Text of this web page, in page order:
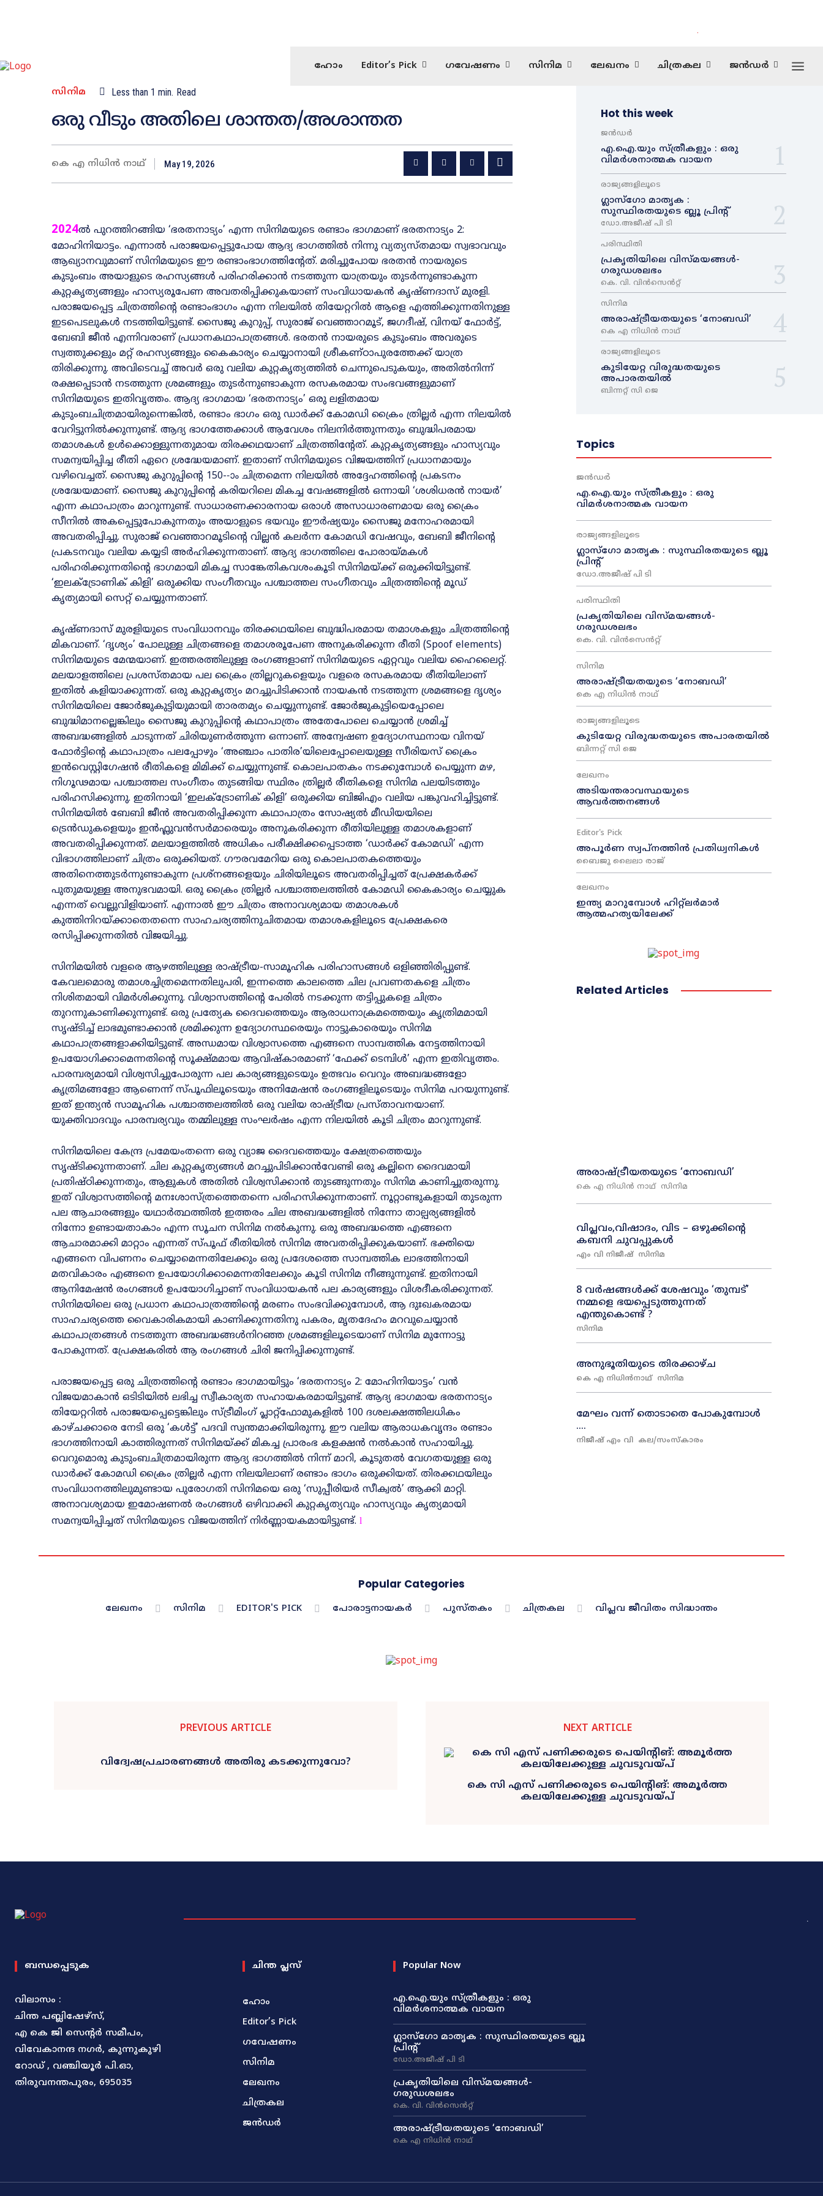
.
ഹോം Editor’s Pick ഗവേഷണം സിനിമ ലേഖനം ചിത്രകല ജൻഡർ
സിനിമ Less than 1 min. Read
ഒരു വീടും അതിലെ ശാന്തത/അശാന്തത
കെ എ നിധിൻ നാഥ് May 19, 2026
2024ൽ പുറത്തിറങ്ങിയ ‘ഭരതനാട്യം’ എന്ന സിനിമയുടെ രണ്ടാം ഭാഗമാണ്‌ ഭരതനാട്യം 2:
മോഹിനിയാട്ടം. എന്നാൽ പരാജയപ്പെട്ടുപോയ ആദ്യ ഭാഗത്തിൽ നിന്നു വ്യത്യസ്‌തമായ സ്വഭാവവും
ആഖ്യാനവുമാണ്‌ സിനിമയുടെ ഈ രണ്ടാംഭാഗത്തിന്റേത്‌. മരിച്ചുപോയ ഭരതൻ നായരുടെ
കുടുംബം അയാളുടെ രഹസ്യങ്ങൾ പരിഹരിക്കാൻ നടത്തുന്ന യാത്രയും തുടർന്നുണ്ടാകുന്ന
കുറ്റകൃത്യങ്ങളും ഹാസ്യരൂപേണ അവതരിപ്പിക്കുകയാണ്‌ സംവിധായകൻ കൃഷ്ണദാസ് മുരളി.
പരാജയപ്പെട്ട ചിത്രത്തിന്റെ രണ്ടാംഭാഗം എന്ന നിലയിൽ തിയേറ്ററിൽ ആളെ എത്തിക്കുന്നതിനുള്ള
ഇടപെടലുകൾ നടത്തിയിട്ടുണ്ട്‌. സൈജു കുറുപ്പ്, സുരാജ് വെഞ്ഞാറമൂട്, ജഗദീഷ്, വിനയ് ഫോർട്ട്,
ബേബി ജീൻ എന്നിവരാണ്‌ പ്രധാനകഥാപാത്രങ്ങൾ. ഭരതൻ നായരുടെ കുടുംബം അവരുടെ
സ്വത്തുക്കളും മറ്റ് രഹസ്യങ്ങളും കൈകാര്യം ചെയ്യാനായി ശ്രീകണ്ഠാപുരത്തേക്ക് യാത്ര
തിരിക്കുന്നു. അവിടെവച്ച് അവർ ഒരു വലിയ കുറ്റകൃത്യത്തിൽ ചെന്നുപെടുകയും, അതിൽനിന്ന്
രക്ഷപ്പെടാൻ നടത്തുന്ന ശ്രമങ്ങളും തുടർന്നുണ്ടാകുന്ന രസകരമായ സംഭവങ്ങളുമാണ്
സിനിമയുടെ ഇതിവൃത്തം. ആദ്യ ഭാഗമായ ‘ഭരതനാട്യം’ ഒരു ലളിതമായ
കുടുംബചിത്രമായിരുന്നെങ്കിൽ, രണ്ടാം ഭാഗം ഒരു ഡാർക്ക് കോമഡി ക്രൈം ത്രില്ലർ എന്ന നിലയിൽ
വേറിട്ടുനിൽക്കുന്നുണ്ട്‌. ആദ്യ ഭാഗത്തേക്കാൾ ആവേശം നിലനിർത്തുന്നതും ബുദ്ധിപരമായ
തമാശകൾ ഉൾക്കൊള്ളുന്നതുമായ തിരക്കഥയാണ് ചിത്രത്തിന്റേത്. കുറ്റകൃത്യങ്ങളും ഹാസ്യവും
സമന്വയിപ്പിച്ച രീതി ഏറെ ശ്രദ്ധേയമാണ്‌. ഇതാണ്‌ സിനിമയുടെ വിജയത്തിന്‌ പ്രധാനമായും
വഴിവെച്ചത്‌. സൈജു കുറുപ്പിന്റെ 150-‐ാം ചിത്രമെന്ന നിലയിൽ അദ്ദേഹത്തിന്റെ പ്രകടനം
ശ്രദ്ധേയമാണ്. സൈജു കുറുപ്പിന്റെ കരിയറിലെ മികച്ച വേഷങ്ങളിൽ ഒന്നായി ‘ശശിധരൻ നായർ’
എന്ന കഥാപാത്രം മാറുന്നുണ്ട്‌. സാധാരണക്കാരനായ ഒരാൾ അസാധാരണമായ ഒരു ക്രൈം
സീനിൽ അകപ്പെട്ടുപോകുന്നതും അയാളുടെ ഭയവും ഈർഷ്യയും സൈജു മനോഹരമായി
അവതരിപ്പിച്ചു. സുരാജ് വെഞ്ഞാറമൂടിന്റെ വില്ലൻ കലർന്ന കോമഡി വേഷവും, ബേബി ജീനിന്റെ
പ്രകടനവും വലിയ കയ്യടി അർഹിക്കുന്നതാണ്‌. ആദ്യ ഭാഗത്തിലെ പോരായ്‌മകൾ
പരിഹരിക്കുന്നതിന്റെ ഭാഗമായി മികച്ച സാങ്കേതികവശംകൂടി സിനിമയ്‌ക്ക്‌ ഒരുക്കിയിട്ടുണ്ട്‌.
‘ഇലക്ട്രോണിക് കിളി’ ഒരുക്കിയ സംഗീതവും പശ്ചാത്തല സംഗീതവും ചിത്രത്തിന്റെ മൂഡ്‌
കൃത്യമായി സെറ്റ്‌ ചെയ്യുന്നതാണ്‌.
കൃഷ്ണദാസ് മുരളിയുടെ സംവിധാനവും തിരക്കഥയിലെ ബുദ്ധിപരമായ തമാശകളും ചിത്രത്തിന്റെ
മികവാണ്‌. ‘ദൃശ്യം’ പോലുള്ള ചിത്രങ്ങളെ തമാശരൂപേണ അനുകരിക്കുന്ന രീതി (Spoof elements)
സിനിമയുടെ മേന്മയാണ്‌. ഇത്തരത്തിലുള്ള രംഗങ്ങളാണ്‌ സിനിമയുടെ ഏറ്റവും വലിയ ഹൈലൈറ്റ്.
മലയാളത്തിലെ പ്രശസ്തമായ പല ക്രൈം ത്രില്ലറുകളെയും വളരെ രസകരമായ രീതിയിലാണ്
ഇതിൽ കളിയാക്കുന്നത്. ഒരു കുറ്റകൃത്യം മറച്ചുപിടിക്കാൻ നായകൻ നടത്തുന്ന ശ്രമങ്ങളെ ദൃശ്യം
സിനിമയിലെ ജോർജുകുട്ടിയുമായി താരതമ്യം ചെയ്യുന്നുണ്ട്. ജോർജുകുട്ടിയെപ്പോലെ
ബുദ്ധിമാനല്ലെങ്കിലും സൈജു കുറുപ്പിന്റെ കഥാപാത്രം അതേപോലെ ചെയ്യാൻ ശ്രമിച്ച്
അബദ്ധങ്ങളിൽ ചാടുന്നത് ചിരിയുണർത്തുന്ന ഒന്നാണ്. അന്വേഷണ ഉദ്യോഗസ്ഥനായ വിനയ്
ഫോർട്ടിന്റെ കഥാപാത്രം പലപ്പോഴും ‘അഞ്ചാം പാതിര’യിലെപ്പോലെയുള്ള സീരിയസ് ക്രൈം
ഇൻവെസ്റ്റിഗേഷൻ രീതികളെ മിമിക്ക്‌ ചെയ്യുന്നുണ്ട്. കൊലപാതകം നടക്കുമ്പോൾ പെയ്യുന്ന മഴ,
നിഗൂഢമായ പശ്ചാത്തല സംഗീതം തുടങ്ങിയ സ്ഥിരം ത്രില്ലർ രീതികളെ സിനിമ പലയിടത്തും
പരിഹസിക്കുന്നു. ഇതിനായി ‘ഇലക്ട്രോണിക് കിളി’ ഒരുക്കിയ ബിജിഎം വലിയ പങ്കുവഹിച്ചിട്ടുണ്ട്.
സിനിമയിൽ ബേബി ജീൻ അവതരിപ്പിക്കുന്ന കഥാപാത്രം സോഷ്യൽ മീഡിയയിലെ
ട്രെൻഡുകളെയും ഇൻഫ്ലുവൻസർമാരെയും അനുകരിക്കുന്ന രീതിയിലുള്ള തമാശകളാണ്
അവതരിപ്പിക്കുന്നത്. മലയാളത്തിൽ അധികം പരീക്ഷിക്കപ്പെടാത്ത ‘ഡാർക്ക് കോമഡി’ എന്ന
വിഭാഗത്തിലാണ് ചിത്രം ഒരുക്കിയത്. ഗൗരവമേറിയ ഒരു കൊലപാതകത്തെയും
അതിനെത്തുടർന്നുണ്ടാകുന്ന പ്രശ്നങ്ങളെയും ചിരിയിലൂടെ അവതരിപ്പിച്ചത് പ്രേക്ഷകർക്ക്
പുതുമയുള്ള അനുഭവമായി. ഒരു ക്രൈം ത്രില്ലർ പശ്ചാത്തലത്തിൽ കോമഡി കൈകാര്യം ചെയ്യുക
എന്നത് വെല്ലുവിളിയാണ്. എന്നാൽ ഈ ചിത്രം അനാവശ്യമായ തമാശകൾ
കുത്തിനിറയ്ക്കാതെതന്നെ സാഹചര്യത്തിനുചിതമായ തമാശകളിലൂടെ പ്രേക്ഷകരെ
രസിപ്പിക്കുന്നതിൽ വിജയിച്ചു.
സിനിമയിൽ വളരെ ആഴത്തിലുള്ള രാഷ്ട്രീയ-സാമൂഹിക പരിഹാസങ്ങൾ ഒളിഞ്ഞിരിപ്പുണ്ട്.
കേവലമൊരു തമാശച്ചിത്രമെന്നതിലുപരി, ഇന്നത്തെ കാലത്തെ ചില പ്രവണതകളെ ചിത്രം
നിശിതമായി വിമർശിക്കുന്നു. വിശ്വാസത്തിന്റെ പേരിൽ നടക്കുന്ന തട്ടിപ്പുകളെ ചിത്രം
തുറന്നുകാണിക്കുന്നുണ്ട്‌. ഒരു പ്രത്യേക ദൈവത്തെയും ആരാധനാക്രമത്തെയും കൃത്രിമമായി
സൃഷ്ടിച്ച് ലാഭമുണ്ടാക്കാൻ ശ്രമിക്കുന്ന ഉദ്യോഗസ്ഥരെയും നാട്ടുകാരെയും സിനിമ
കഥാപാത്രങ്ങളാക്കിയിട്ടുണ്ട്‌. അന്ധമായ വിശ്വാസത്തെ എങ്ങനെ സാമ്പത്തിക നേട്ടത്തിനായി
ഉപയോഗിക്കാമെന്നതിന്റെ സൂക്ഷ്മമായ ആവിഷ്കാരമാണ് ‘ഫേക്ക് ടെമ്പിൾ’ എന്ന ഇതിവൃത്തം.
പാരമ്പര്യമായി വിശ്വസിച്ചുപോരുന്ന പല കാര്യങ്ങളുടെയും ഉത്ഭവം വെറും അബദ്ധങ്ങളോ
കൃത്രിമങ്ങളോ ആണെന്ന് സ്പൂഫിലൂടെയും അനിമേഷൻ രംഗങ്ങളിലൂടെയും സിനിമ പറയുന്നുണ്ട്‌.
ഇത് ഇന്ത്യൻ സാമൂഹിക പശ്ചാത്തലത്തിൽ ഒരു വലിയ രാഷ്ട്രീയ പ്രസ്താവനയാണ്.
യുക്തിവാദവും പാരമ്പര്യവും തമ്മിലുള്ള സംഘർഷം എന്ന നിലയിൽ കൂടി ചിത്രം മാറുന്നുണ്ട്‌.
സിനിമയിലെ കേന്ദ്ര പ്രമേയംതന്നെ ഒരു വ്യാജ ദൈവത്തെയും ക്ഷേത്രത്തെയും
സൃഷ്ടിക്കുന്നതാണ്. ചില കുറ്റകൃത്യങ്ങൾ മറച്ചുപിടിക്കാൻവേണ്ടി ഒരു കല്ലിനെ ദൈവമായി
പ്രതിഷ്ഠിക്കുന്നതും, ആളുകൾ അതിൽ വിശ്വസിക്കാൻ തുടങ്ങുന്നതും സിനിമ കാണിച്ചുതരുന്നു.
ഇത് വിശ്വാസത്തിന്റെ മനഃശാസ്ത്രത്തെതന്നെ പരിഹസിക്കുന്നതാണ്. നൂറ്റാണ്ടുകളായി തുടരുന്ന
പല ആചാരങ്ങളും യഥാർത്ഥത്തിൽ ഇത്തരം ചില അബദ്ധങ്ങളിൽ നിന്നോ താല്പര്യങ്ങളിൽ
നിന്നോ ഉണ്ടായതാകാം എന്ന സൂചന സിനിമ നൽകുന്നു. ഒരു അബദ്ധത്തെ എങ്ങനെ
ആചാരമാക്കി മാറ്റാം എന്നത് സ്പൂഫ് രീതിയിൽ സിനിമ അവതരിപ്പിക്കുകയാണ്‌. ഭക്തിയെ
എങ്ങനെ വിപണനം ചെയ്യാമെന്നതിലേക്കും ഒരു പ്രദേശത്തെ സാമ്പത്തിക ലാഭത്തിനായി
മതവികാരം എങ്ങനെ ഉപയോഗിക്കാമെന്നതിലേക്കും കൂടി സിനിമ നീങ്ങുന്നുണ്ട്‌. ഇതിനായി
ആനിമേഷൻ രംഗങ്ങൾ ഉപയോഗിച്ചാണ് സംവിധായകൻ പല കാര്യങ്ങളും വിശദീകരിക്കുന്നത്.
സിനിമയിലെ ഒരു പ്രധാന കഥാപാത്രത്തിന്റെ മരണം സംഭവിക്കുമ്പോൾ, ആ ദുഃഖകരമായ
സാഹചര്യത്തെ വൈകാരികമായി കാണിക്കുന്നതിനു പകരം, മൃതദേഹം മറവുചെയ്യാൻ
കഥാപാത്രങ്ങൾ നടത്തുന്ന അബദ്ധങ്ങൾനിറഞ്ഞ ശ്രമങ്ങളിലൂടെയാണ് സിനിമ മുന്നോട്ടു
പോകുന്നത്. പ്രേക്ഷകരിൽ ആ രംഗങ്ങൾ ചിരി ജനിപ്പിക്കുന്നുണ്ട്‌.
പരാജയപ്പെട്ട ഒരു ചിത്രത്തിന്റെ രണ്ടാം ഭാഗമായിട്ടും ‘ഭരതനാട്യം 2: മോഹിനിയാട്ടം’ വൻ
വിജയമാകാൻ ഒടിടിയിൽ ലഭിച്ച സ്വീകാര്യത സഹായകരമായിട്ടുണ്ട്‌. ആദ്യ ഭാഗമായ ഭരതനാട്യം
തിയേറ്ററിൽ പരാജയപ്പെട്ടെങ്കിലും സ്ട്രീമിംഗ് പ്ലാറ്റ്‌ഫോമുകളിൽ 100 ദശലക്ഷത്തിലധികം
കാഴ്ചക്കാരെ നേടി ഒരു ‘കൾട്ട്’ പദവി സ്വന്തമാക്കിയിരുന്നു. ഈ വലിയ ആരാധകവൃന്ദം രണ്ടാം
ഭാഗത്തിനായി കാത്തിരുന്നത് സിനിമയ്ക്ക് മികച്ച പ്രാരംഭ കളക്ഷൻ നൽകാൻ സഹായിച്ചു.
വെറുമൊരു കുടുംബചിത്രമായിരുന്ന ആദ്യ ഭാഗത്തിൽ നിന്ന് മാറി, കൂടുതൽ വേഗതയുള്ള ഒരു
ഡാർക്ക് കോമഡി ക്രൈം ത്രില്ലർ എന്ന നിലയിലാണ് രണ്ടാം ഭാഗം ഒരുക്കിയത്. തിരക്കഥയിലും
സംവിധാനത്തിലുമുണ്ടായ പുരോഗതി സിനിമയെ ഒരു ‘സുപ്പീരിയർ സീക്വൽ’ ആക്കി മാറ്റി.
അനാവശ്യമായ ഇമോഷണൽ രംഗങ്ങൾ ഒഴിവാക്കി കുറ്റകൃത്യവും ഹാസ്യവും കൃത്യമായി
സമന്വയിപ്പിച്ചത് സിനിമയുടെ വിജയത്തിന് നിർണ്ണായകമായിട്ടുണ്ട്‌. l
Hot this week
ജൻഡർ
എ.ഐ.യും സ്ത്രീകളും : ഒരു
വിമർശനാത്മക വായന
രാജ്യങ്ങളിലൂടെ
ഗ്ലാസ്ഗോ മാതൃക :
സുസ്ഥിരതയുടെ ബ്ലൂ പ്രിന്റ്
ഡോ.അജീഷ് പി ടി
പരിസ്ഥിതി
പ്രകൃതിയിലെ വിസ്മയങ്ങൾ-
ഗരുഡശലഭം
കെ. വി. വിൻസെൻറ്റ്
സിനിമ
അരാഷ്‌ട്രീയതയുടെ ‘നോബഡി’
കെ എ നിധിൻ നാഥ്‌
രാജ്യങ്ങളിലൂടെ
കുടിയേറ്റ വിരുദ്ധതയുടെ
അപാരതയിൽ
ബിന്നറ്റ് സി ജെ
Topics
ജൻഡർ
എ.ഐ.യും സ്ത്രീകളും : ഒരു
വിമർശനാത്മക വായന
രാജ്യങ്ങളിലൂടെ
ഗ്ലാസ്ഗോ മാതൃക : സുസ്ഥിരതയുടെ ബ്ലൂ
പ്രിന്റ്
ഡോ.അജീഷ് പി ടി
പരിസ്ഥിതി
പ്രകൃതിയിലെ വിസ്മയങ്ങൾ-
ഗരുഡശലഭം
കെ. വി. വിൻസെൻറ്റ്
സിനിമ
അരാഷ്‌ട്രീയതയുടെ ‘നോബഡി’
കെ എ നിധിൻ നാഥ്‌
രാജ്യങ്ങളിലൂടെ
കുടിയേറ്റ വിരുദ്ധതയുടെ അപാരതയിൽ
ബിന്നറ്റ് സി ജെ
ലേഖനം
അടിയന്തരാവസ്ഥയുടെ
ആവർത്തനങ്ങൾ
Editor's Pick
അപൂർണ സ്വപ്നത്തിൻ പ്രതിധ്വനികൾ
ബൈജു ലൈലാ രാജ്
ലേഖനം
ഇന്ത്യ മാറുമ്പോൾ ഹിറ്റ്ലർമാർ
ആത്മഹത്യയിലേക്ക്
Related Articles
അരാഷ്‌ട്രീയതയുടെ ‘നോബഡി’
കെ എ നിധിൻ നാഥ്‌ സിനിമ
വിപ്ലവം,വിഷാദം, വിട – ഒഴുക്കിന്റെ
കബനി ചുവപ്പുകൾ
എം വി നിജീഷ് സിനിമ
8 വർഷങ്ങൾക്ക് ശേഷവും ‘തുമ്പട്’
നമ്മളെ ഭയപ്പെടുത്തുന്നത്
എന്തുകൊണ്ട് ?
സിനിമ
അനുഭൂതിയുടെ തിരക്കാഴ്ച
കെ എ നിധിൻനാഥ്‌ സിനിമ
മേഘം വന്ന് തൊടാതെ പോകുമ്പോൾ
….
നിജീഷ് എം വി കല/സംസ്കാരം
Popular Categories
ലേഖനം സിനിമ EDITOR'S PICK പോരാട്ടനായകർ പുസ്തകം ചിത്രകല വിപ്ലവ ജീവിതം സിദ്ധാന്തം
PREVIOUS ARTICLE
വിദ്വേഷപ്രചാരണങ്ങൾ അതിരു കടക്കുന്നുവോ?
NEXT ARTICLE
കെ സി എസ്‌ പണിക്കരുടെ പെയിന്റിങ്‌: അമൂർത്ത
കലയിലേക്കുള്ള ചുവടുവയ്‌പ്‌
.
ബന്ധപ്പെടുക
വിലാസം :
ചിന്ത പബ്ലിഷേഴ്സ്,
എ കെ ജി സെന്റർ സമീപം,
വിവേകാനന്ദ നഗർ, കുന്നുകുഴി
റോഡ് , വഞ്ചിയൂർ പി.ഓ,
തിരുവനന്തപുരം, 695035
ചിന്ത പ്ലസ്
ഹോം
Editor’s Pick
ഗവേഷണം
സിനിമ
ലേഖനം
ചിത്രകല
ജൻഡർ
Popular Now
എ.ഐ.യും സ്ത്രീകളും : ഒരു
വിമർശനാത്മക വായന
ഗ്ലാസ്ഗോ മാതൃക : സുസ്ഥിരതയുടെ ബ്ലൂ
പ്രിന്റ്
ഡോ.അജീഷ് പി ടി
പ്രകൃതിയിലെ വിസ്മയങ്ങൾ-
ഗരുഡശലഭം
കെ. വി. വിൻസെൻറ്റ്
അരാഷ്‌ട്രീയതയുടെ ‘നോബഡി’
കെ എ നിധിൻ നാഥ്‌